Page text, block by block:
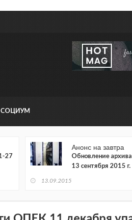
СОЦИУМ
27
Анонс на завтра
Обновление архива
13 сентября 2015 г.
13.09.2015